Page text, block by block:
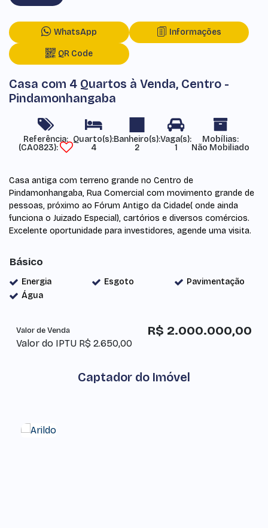
WhatsApp Informações
QR Code
Casa com 4 Quartos à Venda, Centro -
Pindamonhangaba
Referência:
(CA0823)
4 2 1
Mobílias:
Não Mobiliado
Casa antiga com terreno grande no Centro de
Pindamonhangaba, Rua Comercial com movimento grande de
pessoas, próximo ao Fórum Antigo da Cidade( onde ainda
funciona o Juizado Especial), cartórios e diversos comércios.
Excelente oportunidade para investidores, agende uma visita.
Básico
Energia Esgoto
Pavimentação
Água
R$ 2.000.000,00
Valor de Venda
Valor do IPTU R$ 2.650,00
Captador do Imóvel